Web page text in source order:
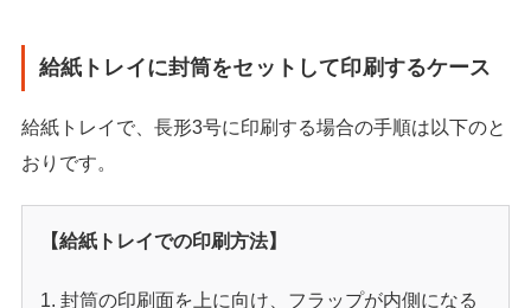
給紙トレイに封筒をセットして印刷するケース
給紙トレイで、長形3号に印刷する場合の手順は以下のと
おりです。
【給紙トレイでの印刷方法】
封筒の印刷面を上に向け、フラップが内側になる